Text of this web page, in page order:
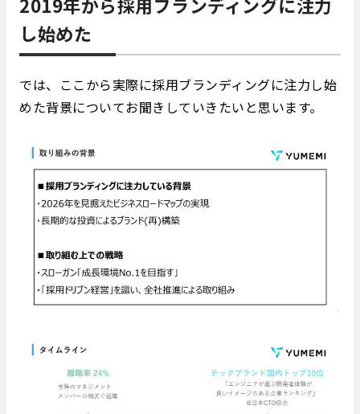
し始めた
では、ここから実際に採用ブランディングに注力し始
めた背景についてお聞きしていきたいと思います。